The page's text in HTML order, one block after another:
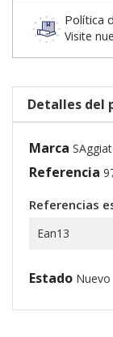
Política
Visite
Detalles del
Marca
Referencia
Referencias
Ean13
Estado Nuevo